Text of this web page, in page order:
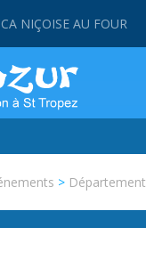
NIÇOISE AU FOUR
> Département